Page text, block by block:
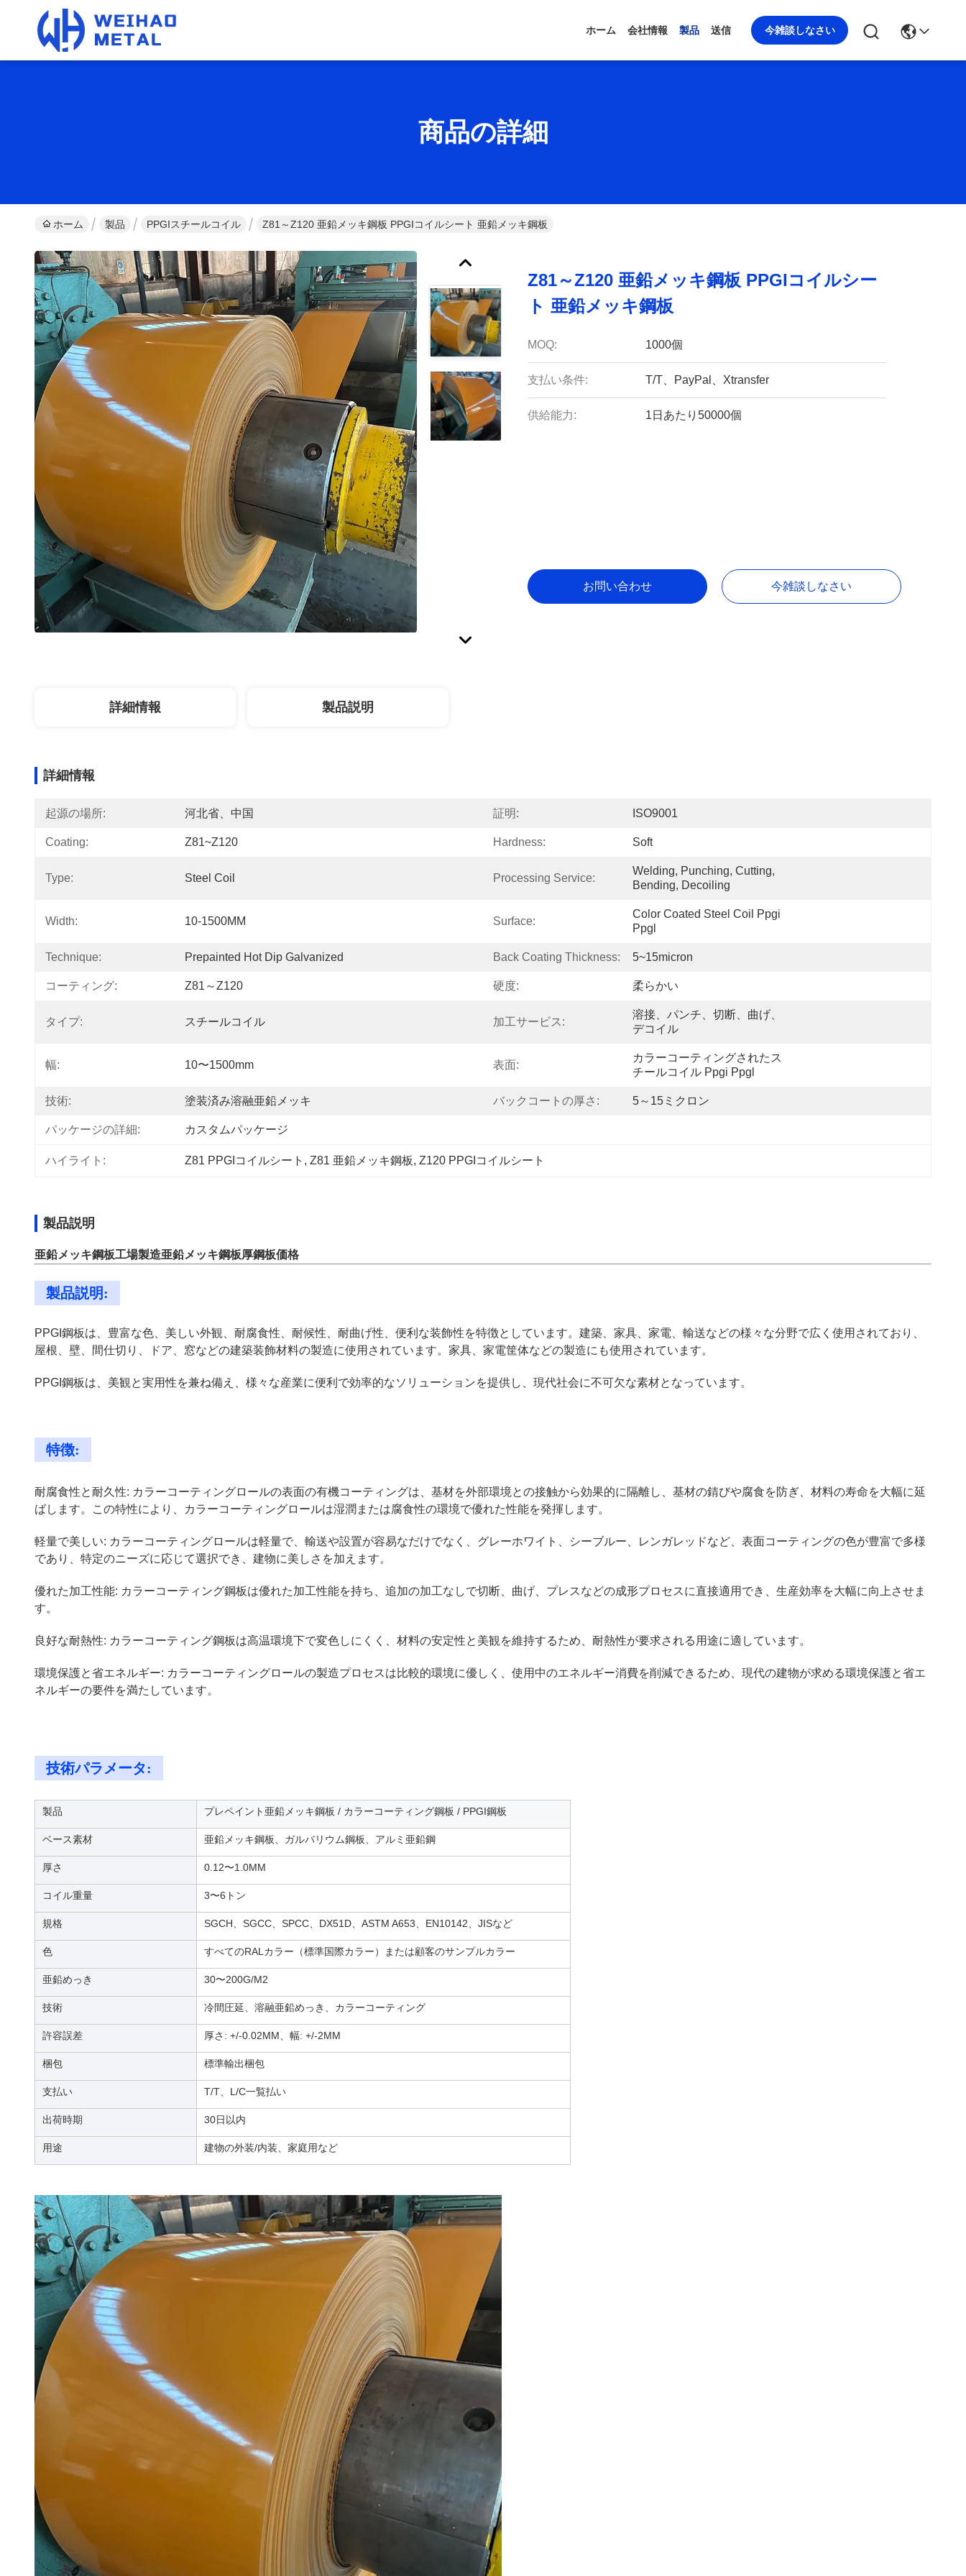
ホーム 会社情報 製品 送信 今雑談しなさい
商品の詳細
ホーム 製品 PPGIスチールコイル Z81～Z120 亜鉛メッキ鋼板 PPGIコイルシート 亜鉛メッキ鋼板
Z81～Z120 亜鉛メッキ鋼板 PPGIコイルシー
ト 亜鉛メッキ鋼板
MOQ: 1000個
支払い条件: T/T、PayPal、Xtransfer
供給能力: 1日あたり50000個
お問い合わせ 今雑談しなさい
詳細情報 製品説明
詳細情報
起源の場所: 河北省、中国 証明: ISO9001
Coating: Z81~Z120 Hardness: Soft
Type: Steel Coil Processing Service:
Welding, Punching, Cutting,
Bending, Decoiling
Width: 10-1500MM Surface:
Color Coated Steel Coil Ppgi
Ppgl
Technique: Prepainted Hot Dip Galvanized Back Coating Thickness: 5~15micron
コーティング: Z81～Z120 硬度: 柔らかい
タイプ: スチールコイル 加工サービス:
溶接、パンチ、切断、曲げ、
デコイル
幅: 10〜1500mm 表面:
カラーコーティングされたス
チールコイル Ppgi Ppgl
技術: 塗装済み溶融亜鉛メッキ バックコートの厚さ: 5～15ミクロン
パッケージの詳細: カスタムパッケージ
ハイライト: Z81 PPGIコイルシート , Z81 亜鉛メッキ鋼板, Z120 PPGIコイルシート
製品説明
亜鉛メッキ鋼板工場製造亜鉛メッキ鋼板厚鋼板価格
製品説明:
PPGI鋼板は、豊富な色、美しい外観、耐腐食性、耐候性、耐曲げ性、便利な装飾性を特徴としています。建築、家具、家電、輸送などの様々な分野で広く使用されており、
屋根、壁、間仕切り、ドア、窓などの建築装飾材料の製造に使用されています。家具、家電筐体などの製造にも使用されています。
PPGI鋼板は、美観と実用性を兼ね備え、様々な産業に便利で効率的なソリューションを提供し、現代社会に不可欠な素材となっています。
特徴:
耐腐食性と耐久性: カラーコーティングロールの表面の有機コーティングは、基材を外部環境との接触から効果的に隔離し、基材の錆びや腐食を防ぎ、材料の寿命を大幅に延
ばします。この特性により、カラーコーティングロールは湿潤または腐食性の環境で優れた性能を発揮します。
軽量で美しい: カラーコーティングロールは軽量で、輸送や設置が容易なだけでなく、グレーホワイト、シーブルー、レンガレッドなど、表面コーティングの色が豊富で多様
であり、特定のニーズに応じて選択でき、建物に美しさを加えます。
優れた加工性能: カラーコーティング鋼板は優れた加工性能を持ち、追加の加工なしで切断、曲げ、プレスなどの成形プロセスに直接適用でき、生産効率を大幅に向上させま
す。
良好な耐熱性: カラーコーティング鋼板は高温環境下で変色しにくく、材料の安定性と美観を維持するため、耐熱性が要求される用途に適しています。
環境保護と省エネルギー: カラーコーティングロールの製造プロセスは比較的環境に優しく、使用中のエネルギー消費を削減できるため、現代の建物が求める環境保護と省エ
ネルギーの要件を満たしています。
技術パラメータ:
製品 プレペイント亜鉛メッキ鋼板 / カラーコーティング鋼板 / PPGI鋼板
ベース素材 亜鉛メッキ鋼板、ガルバリウム鋼板、アルミ亜鉛鋼
厚さ 0.12〜1.0MM
コイル重量 3〜6トン
規格 SGCH、SGCC、SPCC、DX51D、ASTM A653、EN10142、JISなど
色 すべてのRALカラー（標準国際カラー）または顧客のサンプルカラー
亜鉛めっき 30〜200G/M2
技術 冷間圧延、溶融亜鉛めっき、カラーコーティング
許容誤差 厚さ: +/-0.02MM、幅: +/-2MM
梱包 標準輸出梱包
支払い T/T、L/C一覧払い
出荷時期 30日以内
用途 建物の外装/内装、家庭用など